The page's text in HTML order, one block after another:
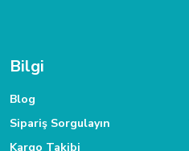
Bilgi
Blog
Sipariş Sorgulayın
Kargo Takibi